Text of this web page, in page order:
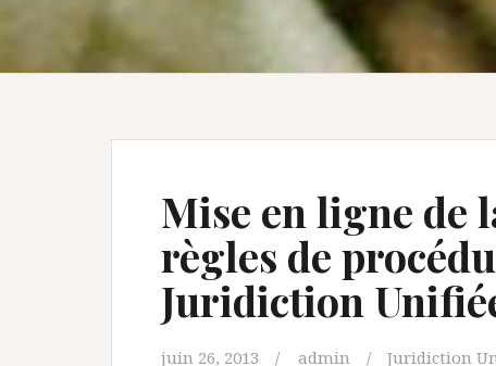
Mise en ligne de
règles de
Juridiction
juin 26, 2013 admin Juridiction